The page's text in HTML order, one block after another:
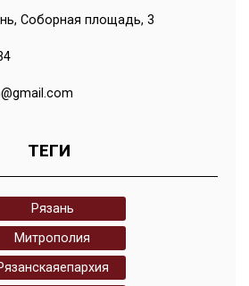
Соборная площадь, 3
ТЕГИ
Рязань
Митрополия